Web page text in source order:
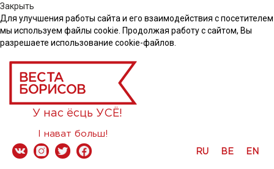
Закрыть
Для улучшения работы сайта и его взаимодействия с посетителем
мы используем файлы cookie. Продолжая работу с сайтом, Вы
разрешаете использование cookie-файлов.
У нас ёсць УСЁ!
І нават больш!
RU BE EN